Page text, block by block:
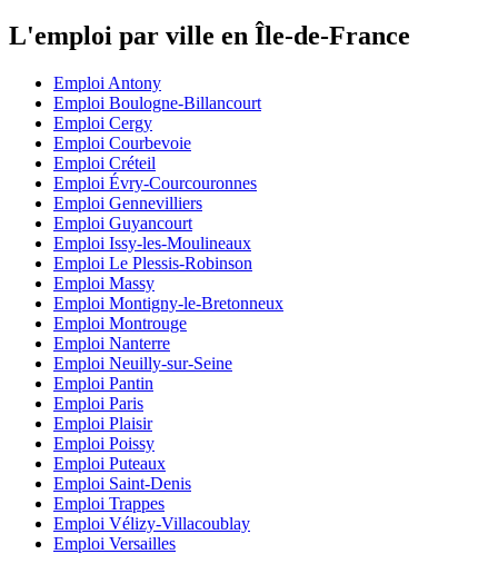
L'emploi par ville en Île-de-France
Emploi Antony
Emploi Boulogne-Billancourt
Emploi Cergy
Emploi Courbevoie
Emploi Créteil
Emploi Évry-Courcouronnes
Emploi Gennevilliers
Emploi Guyancourt
Emploi Issy-les-Moulineaux
Emploi Le Plessis-Robinson
Emploi Massy
Emploi Montigny-le-Bretonneux
Emploi Montrouge
Emploi Nanterre
Emploi Neuilly-sur-Seine
Emploi Pantin
Emploi Paris
Emploi Plaisir
Emploi Poissy
Emploi Puteaux
Emploi Saint-Denis
Emploi Trappes
Emploi Vélizy-Villacoublay
Emploi Versailles